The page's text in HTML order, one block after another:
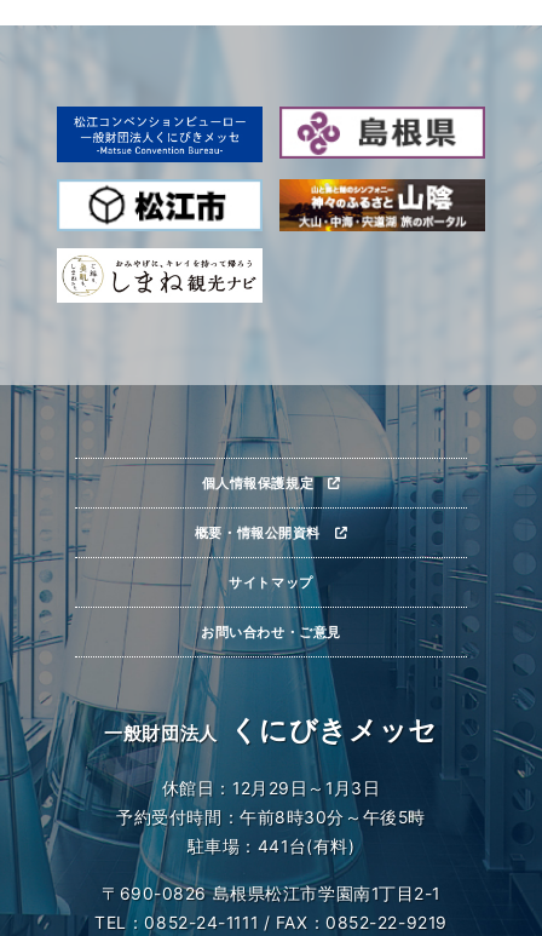
一般財団法人 くにびきメッセ
休館日：12月29日～1月3日
予約受付時間：午前8時30分～午後5時
駐車場：441台(有料)
〒690-0826 島根県松江市学園南1丁目2-1
TEL：0852-24-1111 / FAX：0852-22-9219
個人情報保護規定
概要・情報公開資料
サイトマップ
お問い合わせ・ご意見